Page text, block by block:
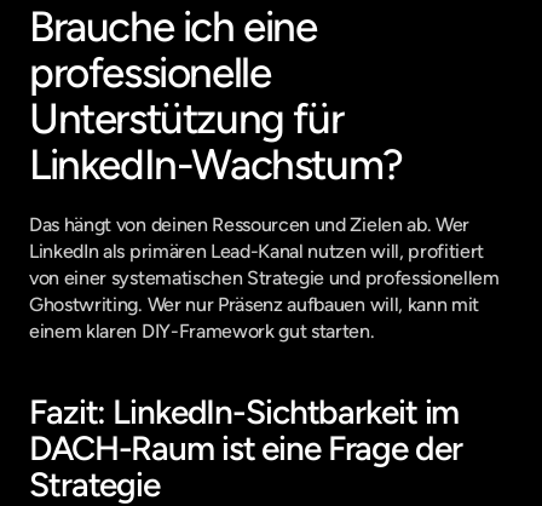
Brauche ich eine
professionelle
Unterstützung für
LinkedIn-Wachstum?
Das hängt von deinen Ressourcen und Zielen ab. Wer
LinkedIn als primären Lead-Kanal nutzen will, profitiert
von einer systematischen Strategie und professionellem
Ghostwriting. Wer nur Präsenz aufbauen will, kann mit
einem klaren DIY-Framework gut starten.
Fazit: LinkedIn-Sichtbarkeit im
DACH-Raum ist eine Frage der
Strategie